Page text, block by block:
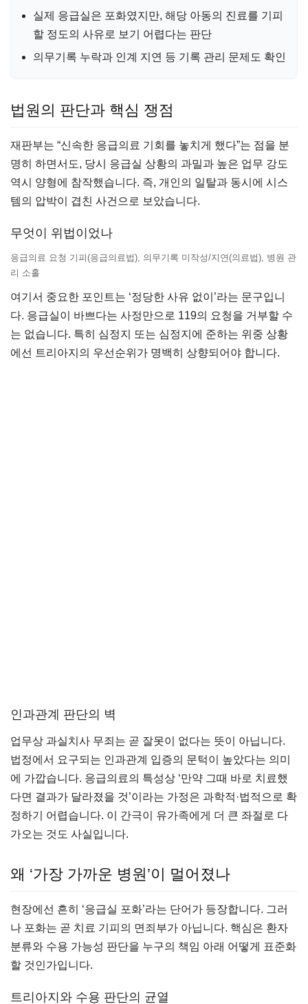
실제 응급실은 포화였지만, 해당 아동의 진료를 기피
할 정도의 사유로 보기 어렵다는 판단
의무기록 누락과 인계 지연 등 기록 관리 문제도 확인
법원의 판단과 핵심 쟁점
재판부는 “신속한 응급의료 기회를 놓치게 했다”는 점을 분
명히 하면서도, 당시 응급실 상황의 과밀과 높은 업무 강도
역시 양형에 참작했습니다. 즉, 개인의 일탈과 동시에 시스
템의 압박이 겹친 사건으로 보았습니다.
무엇이 위법이었나
응급의료 요청 기피(응급의료법), 의무기록 미작성/지연(의료법), 병원 관
리 소홀
여기서 중요한 포인트는 ‘정당한 사유 없이’라는 문구입니
다. 응급실이 바쁘다는 사정만으로 119의 요청을 거부할 수
는 없습니다. 특히 심정지 또는 심정지에 준하는 위중 상황
에선 트리아지의 우선순위가 명백히 상향되어야 합니다.
인과관계 판단의 벽
업무상 과실치사 무죄는 곧 잘못이 없다는 뜻이 아닙니다.
법정에서 요구되는 인과관계 입증의 문턱이 높았다는 의미
에 가깝습니다. 응급의료의 특성상 ‘만약 그때 바로 치료했
다면 결과가 달라졌을 것’이라는 가정은 과학적·법적으로 확
정하기 어렵습니다. 이 간극이 유가족에게 더 큰 좌절로 다
가오는 것도 사실입니다.
왜 ‘가장 가까운 병원’이 멀어졌나
현장에선 흔히 ‘응급실 포화’라는 단어가 등장합니다. 그러
나 포화는 곧 치료 기피의 면죄부가 아닙니다. 핵심은 환자
분류와 수용 가능성 판단을 누구의 책임 아래 어떻게 표준화
할 것인가입니다.
트리아지와 수용 판단의 균열